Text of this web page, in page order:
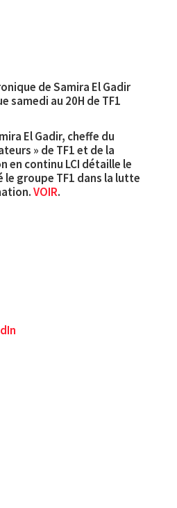
de Samira El Gadir
samedi au 20H de TF1
El Gadir, cheffe du
» de TF1 et de la
en continu LCI détaille le
le groupe TF1 dans la lutte
VOIR.